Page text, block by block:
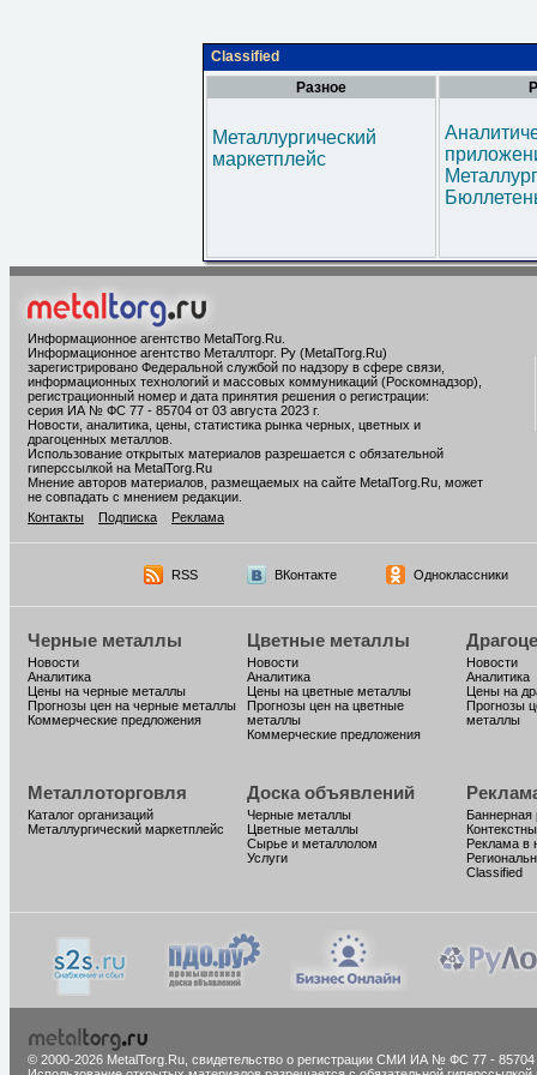
Classified
Разное
Металлургический
маркетплейс
Информационное агентство MetalTorg.Ru
Информационное агентство Металлторг. Ру (MetalTorg.Ru)
зарегистрировано Федеральной службой по надзору в сфере связи,
информационных технологий и массовых коммуникаций (Роскомнадзор),
регистрационный номер и дата принятия решения о регистрации:
серия ИА № ФС 77 - 85704 от 03 августа 2023 г.
Новости, аналитика, цены, статистика рынка черных, цветных и
драгоценных металлов.
Использование открытых материалов разрешается с обязательной
гиперссылкой на MetalTorg.Ru
Мнение авторов материалов, размещаемых на сайте MetalTorg.Ru, может
не совпадать с мнением редакции.
Контакты
Подписка Реклама
RSS ВКонтакте Одноклассники
Черные металлы
Новости
Аналитика
Цены на черные металлы
Прогнозы цен на черные металлы
Коммерческие предложения
Цветные металлы
Новости
Аналитика
Цены на цветные металлы
Прогнозы цен на цветные
металлы
Коммерческие предложения
Новости
Аналитика
Цены на
Прогнозы
металлы
Металлоторговля
Каталог организаций
Металлургический маркетплейс
Доска объявлений
Черные металлы
Цветные металлы
Сырье и металлолом
Услуги
Баннерная
Реклама в
Classified
© 2000-2026 MetalTorg.Ru, cвидетельство о регистрации СМИ ИА № ФС 77 - 85704